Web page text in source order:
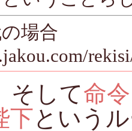
場合
そして命
下という